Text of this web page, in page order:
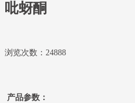
吡蚜酮
浏览次数：24888
产品参数：